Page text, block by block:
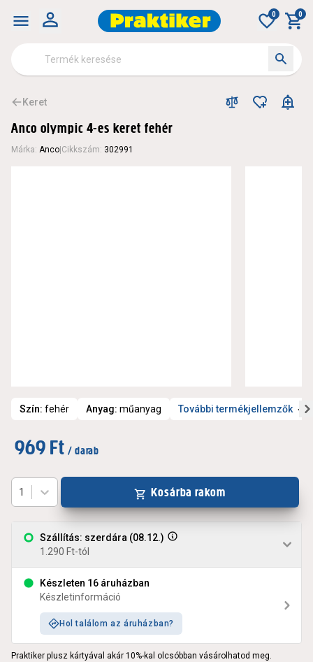
0 0
Keret
Anco olympic 4-es keret fehér
Márka: Anco Cikkszám: 302991
Szín: fehér Anyag: műanyag További termékjellemzők
969 Ft / darab
Szállítás: szerdára (08.12.)
1.290 Ft-tól
Készleten 16 áruházban
Készletinformáció
Hol találom az áruházban?
1 Kosárba rakom
Praktiker plusz kártyával akár 10%-kal olcsóbban vásárolhatod meg.